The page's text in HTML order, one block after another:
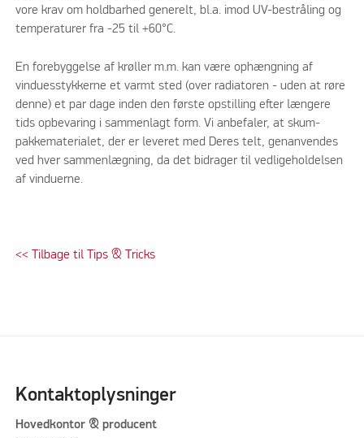
vore krav om holdbarhed generelt, bl.a. imod UV-bestråling og
temperaturer fra -25 til +60°C.
En forebyggelse af krøller m.m. kan være ophængning af
vinduesstykkerne et varmt sted (over radiatoren - uden at røre
denne) et par dage inden den første opstilling efter længere
tids opbevaring i sammenlagt form. Vi anbefaler, at skum-
pakkematerialet, der er leveret med Deres telt, genanvendes
ved hver sammenlægning, da det bidrager til vedligeholdelsen
af vinduerne.
<< Tilbage til Tips & Tricks
Kontaktoplysninger
Hovedkontor & producent